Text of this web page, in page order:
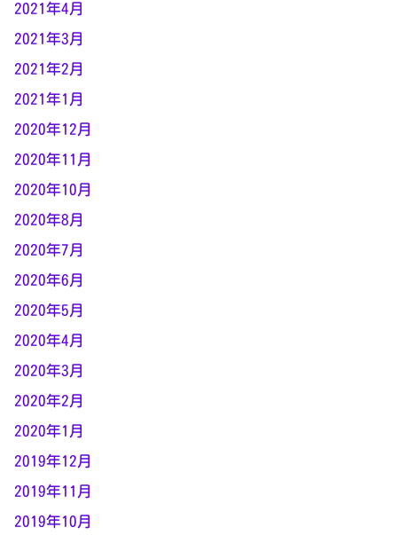
2021年4月
2021年3月
2021年2月
2021年1月
2020年12月
2020年11月
2020年10月
2020年8月
2020年7月
2020年6月
2020年5月
2020年4月
2020年3月
2020年2月
2020年1月
2019年12月
2019年11月
2019年10月